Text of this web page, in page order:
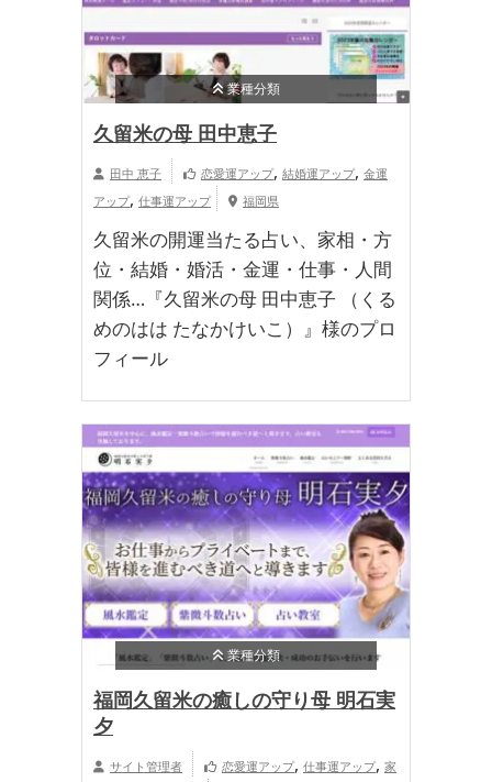
業種分類
久留米の母 田中恵子
田中 恵子 恋愛運アップ, 結婚運アップ, 金運
アップ, 仕事運アップ 福岡県
久留米の開運当たる占い、家相・方
位・結婚・婚活・金運・仕事・人間
関係…『久留米の母 田中恵子 （くる
めのはは たなかけいこ）』様のプロ
フィール
業種分類
福岡久留米の癒しの守り母 明石実
夕
サイト管理者 恋愛運アップ, 仕事運アップ, 家